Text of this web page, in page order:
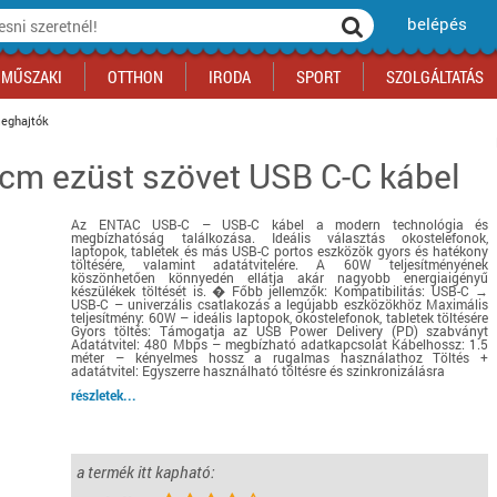
belépés
akciók
Sport akciók
Regisztrálj az oldalunkra INGYEN itt ››
Regisztrálj az oldalunkra INGYEN itt ››
MŰSZAKI
Regisztrálj az oldalunkra INGYEN itt ››
OTTHON
Építkezés
Iskolakezdés, papír, írószer
Háziállatok
Bébi
Gyógyászati segédeszköz
Biztonságtechnika
Fűtés
Autó
Ingatlan
Regisztrálj az oldalunkra INGYEN itt ››
IRODA
Regisztrálj az oldalunkra INGYEN itt ››
SPORT
Fitneszközpont
Motor
Regisztrálj az oldalunkra INGYEN itt ››
SZOLGÁLTATÁS
parkolás
Regisztrálj az oldalunkra INGYEN itt ››
ital
Regisztrálj az oldalunkra INGYEN itt ››
ezüst szövet USB C-C kábel
Az ENTAC USB-C – USB-C kábel a modern technológia és
megbízhatóság találkozása. Ideális választás okostelefonok,
laptopok, tabletek és más USB-C portos eszközök gyors és hatékony
töltésére, valamint adatátvitelére. A 60W teljesítményének
köszönhetően könnyedén ellátja akár nagyobb energiaigényű
készülékek töltését is. � Főbb jellemzők: Kompatibilitás: USB-C →
USB-C – univerzális csatlakozás a legújabb eszközökhöz Maximális
teljesítmény: 60W – ideális laptopok, okostelefonok, tabletek töltésére
Gyors töltés: Támogatja az USB Power Delivery (PD) szabványt
Adatátvitel: 480 Mbps – megbízható adatkapcsolat Kábelhossz: 1.5
méter – kényelmes hossz a rugalmas használathoz Töltés +
adatátvitel: Egyszerre használható töltésre és szinkronizálásra
részletek...
a termék itt kapható: